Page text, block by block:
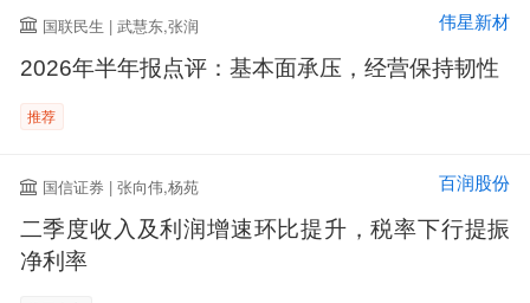
国联民生 | 武慧东,张润 伟星新材
2026年半年报点评：基本面承压，经营保持韧性
推荐
国信证券 | 张向伟,杨苑 百润股份
二季度收入及利润增速环比提升，税率下行提振
净利率